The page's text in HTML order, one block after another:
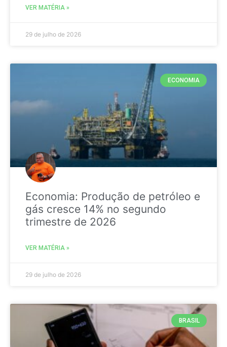
VER MATÉRIA »
29 de julho de 2026
ECONOMIA
Economia: Produção de petróleo e
gás cresce 14% no segundo
trimestre de 2026
VER MATÉRIA »
29 de julho de 2026
BRASIL